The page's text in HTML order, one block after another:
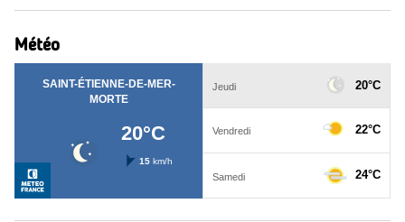
Météo